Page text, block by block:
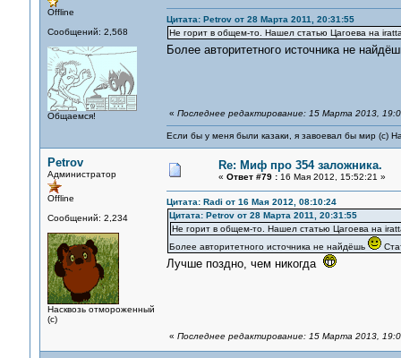
Offline
Сообщений: 2,568
Общаемся!
Цитата: Petrov от 28 Марта 2011, 20:31:55
Не горит в общем-то. Нашел статью Цагоева на
Более авторитетного источника не
« Последнее редактирование: 15 Марта 2013,
Если бы у меня были казаки, я завоевал бы мир (с)
Petrov
Администратор
Offline
Сообщений: 2,234
Насквозь отмороженный
(с)
Re: Миф про 354 заложника.
« Ответ #79 :16 Мая 2012, 15:52:21 »
Цитата: Radi от 16 Мая 2012, 08:10:24
Цитата: Petrov от 28 Марта 2011, 20:31:55
Не горит в общем-то. Нашел статью Цагоева на
Более авторитетного источника не найдёшь
Лучше поздно, чем никогда
« Последнее редактирование: 15 Марта 2013,